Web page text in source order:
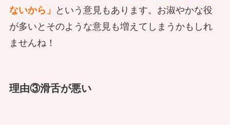
ないから」
という意見もあります。お淑やかな役
が多いとそのような意見も増えてしまうかもしれ
ませんね！
理由③滑舌が悪い